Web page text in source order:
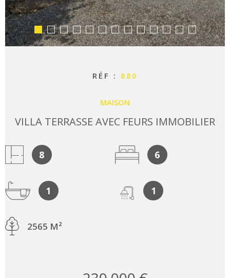
RÉF : 880
MAISON
VILLA TERRASSE AVEC FEURS IMMOBILIER
8 6
1 1
2565 M²